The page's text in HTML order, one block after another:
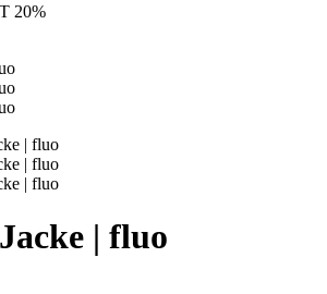
20%
| fluo